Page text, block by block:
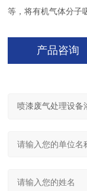
等，将有机气体分子
产品咨询